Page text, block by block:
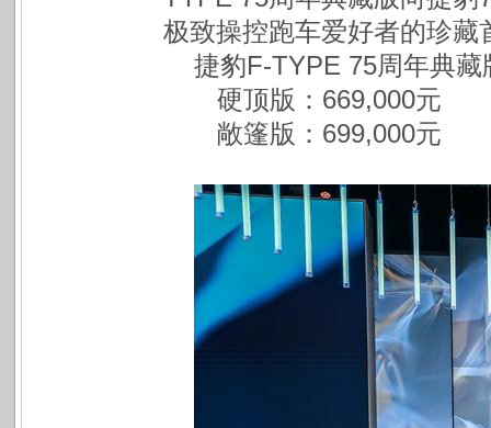
极致操控跑车爱好者的珍藏
捷豹F-TYPE 75周年典
 硬顶版：669,000元
 敞篷版：699,000元